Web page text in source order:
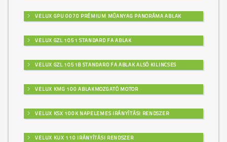
VELUX GPU 0070 PRÉMIUM MŰANYAG PANORÁMA ABLAK
VELUX GZL 1051 STANDARD FA ABLAK
VELUX GZL 1051B STANDARD FA ABLAK ALSÓ KILINCSES
VELUX KMG 100 ABLAKMOZGATÓ MOTOR
VELUX KSX 100K NAPELEMES IRÁNYÍTÁSI RENDSZER
VELUX KUX 110 IRÁNYÍTÁSI RENDSZER